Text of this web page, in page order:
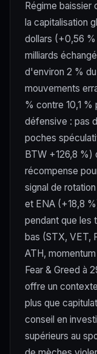
Régime baissier
la capitalisation
dollars (+0,56
milliards
d'environ 2 %
mouvements
% contre 10,1
défensive : pas
poches
BTW +126,8 %)
récompense
signal de
et ENA (+18,8
pendant que les
bas (STX, VET,
ATH,
Fear & Greed à
offre un
plus que
conseil en
supérieurs au